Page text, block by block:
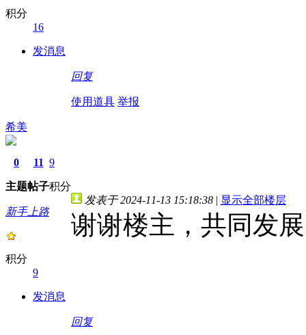
积分
16
发消息
回复
使用道具 举报
希美
0
主题
11
帖子
9
积分
新手上路
积分
9
发消息
发表于 2024-11-13 15:18:38 | 显示全部楼层
谢谢楼主，共同发展
回复